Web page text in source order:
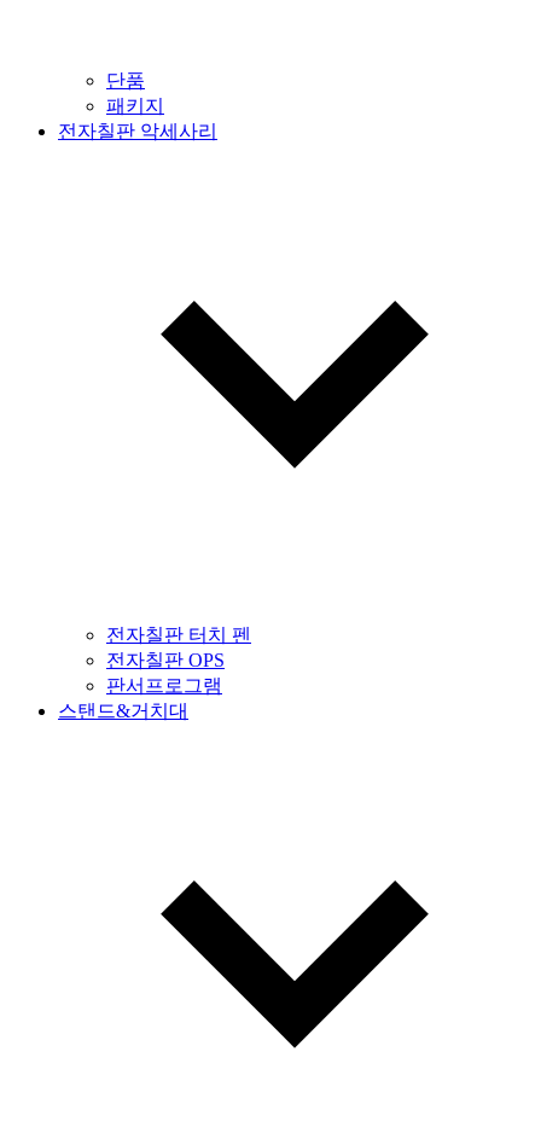
단품
패키지
전자칠판 악세사리
전자칠판 터치 펜
전자칠판 OPS
판서프로그램
스탠드&거치대